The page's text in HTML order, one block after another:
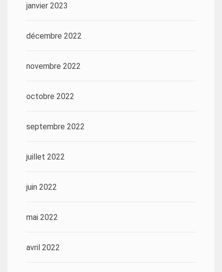
janvier 2023
décembre 2022
novembre 2022
octobre 2022
septembre 2022
juillet 2022
juin 2022
mai 2022
avril 2022